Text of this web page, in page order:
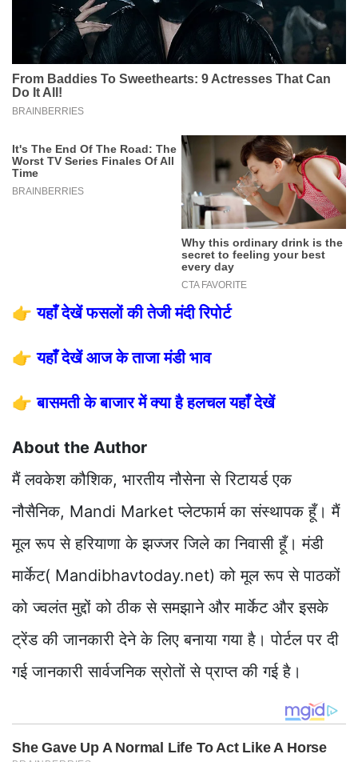
👉यहाँ देखें फसलों की तेजी मंदी रिपोर्ट
👉यहाँ देखें आज के ताजा मंडी भाव
👉बासमती के बाजार में क्या है हलचल यहाँ देखें
About the Author
मैं लवकेश कौशिक, भारतीय नौसेना से रिटायर्ड एक
नौसैनिक, Mandi Market प्लेटफार्म का संस्थापक हूँ। मैं
मूल रूप से हरियाणा के झज्जर जिले का निवासी हूँ। मंडी
मार्केट( Mandibhavtoday.net) को मूल रूप से पाठकों
को ज्वलंत मुद्दों को ठीक से समझाने और मार्केट और इसके
ट्रेंड की जानकारी देने के लिए बनाया गया है। पोर्टल पर दी
गई जानकारी सार्वजनिक स्रोतों से प्राप्त की गई है।